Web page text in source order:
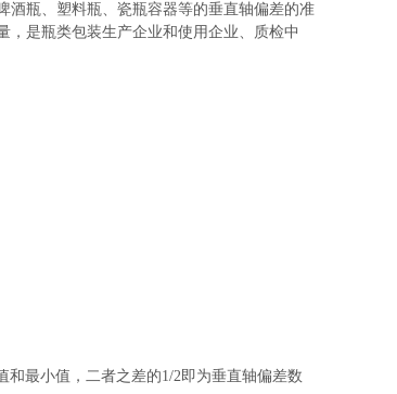
酒瓶、塑料瓶、瓷瓶容器等的垂直轴偏差的准
是瓶类包装生产企业和使用企业、质检中
和最小值，二者之差的1/2即为垂直轴偏差数